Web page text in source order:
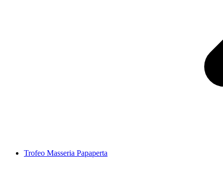
Trofeo Masseria Papaperta